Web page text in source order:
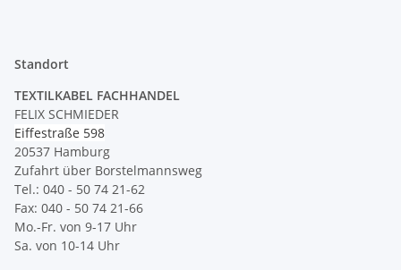
Standort
TEXTILKABEL FACHHANDEL
FELIX SCHMIEDER
Eiffestraße 598
20537 Hamburg
Zufahrt über Borstelmannsweg
Tel.: 040 - 50 74 21-62
Fax: 040 - 50 74 21-66
Mo.-Fr. von 9-17 Uhr
Sa. von 10-14 Uhr